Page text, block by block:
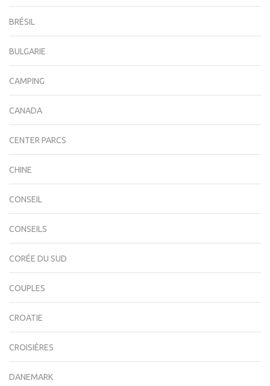
BRÉSIL
BULGARIE
CAMPING
CANADA
CENTER PARCS
CHINE
CONSEIL
CONSEILS
CORÉE DU SUD
COUPLES
CROATIE
CROISIÈRES
DANEMARK